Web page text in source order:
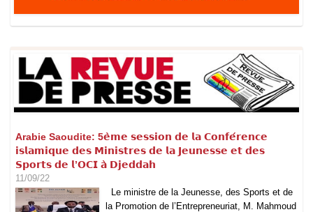
Arabie Saoudite: 5𝗲̀𝗺𝗲 𝘀𝗲𝘀𝘀𝗶𝗼𝗻 𝗱𝗲 𝗹𝗮 𝗖𝗼𝗻𝗳𝗲́𝗿𝗲𝗻𝗰𝗲
𝗶𝘀𝗹𝗮𝗺𝗶𝗾𝘂𝗲 𝗱𝗲𝘀 𝗠𝗶𝗻𝗶𝘀𝘁𝗿𝗲𝘀 𝗱𝗲 𝗹𝗮 𝗝𝗲𝘂𝗻𝗲𝘀𝘀𝗲 𝗲𝘁 𝗱𝗲𝘀
𝗦𝗽𝗼𝗿𝘁𝘀 𝗱𝗲 𝗹’𝗢𝗖𝗜 𝗮̀ 𝗗𝗷𝗲𝗱𝗱𝗮𝗵
11/09/22
Le ministre de la Jeunesse, des Sports et de
la Promotion de l’Entrepreneuriat, M. Mahmoud